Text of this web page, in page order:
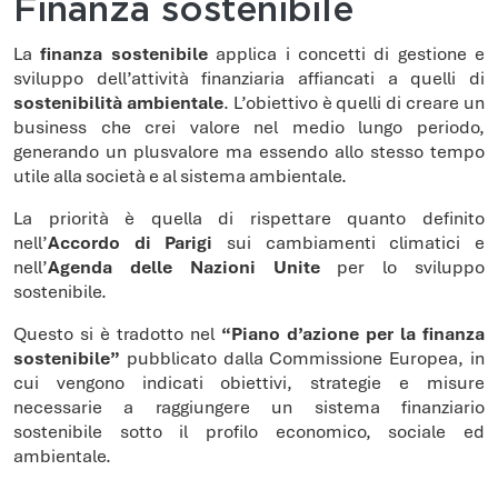
Finanza sostenibile
Lafinanza sostenibileapplica i concetti di gestione e
sviluppo dell’attività finanziaria affiancati a quelli di
sostenibilità ambientale. L’obiettivo è quelli di creare un
business che crei valore nel medio lungo periodo,
generando un plusvalore ma essendo allo stesso tempo
utile alla società e al sistema ambientale.
La priorità è quella di rispettare quanto definito
nell’Accordo di Parigi sui cambiamenti climatici e
nell’Agenda delle Nazioni Uniteper lo sviluppo
sostenibile.
Questo si è tradotto nel “Piano d’azione per la finanza
sostenibile” pubblicato dalla Commissione Europea, in
cui vengono indicati obiettivi, strategie e misure
necessarie a raggiungere un sistema finanziario
sostenibile sotto il profilo economico, sociale ed
ambientale.